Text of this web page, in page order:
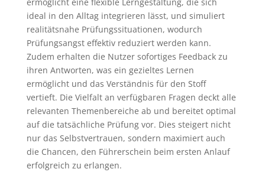
ermöglicht eine flexible Lerngestaltung, die sich
ideal in den Alltag integrieren lässt, und simuliert
realitätsnahe Prüfungssituationen, wodurch
Prüfungsangst effektiv reduziert werden kann.
Zudem erhalten die Nutzer sofortiges Feedback zu
ihren Antworten, was ein gezieltes Lernen
ermöglicht und das Verständnis für den Stoff
vertieft. Die Vielfalt an verfügbaren Fragen deckt alle
relevanten Themenbereiche ab und bereitet optimal
auf die tatsächliche Prüfung vor. Dies steigert nicht
nur das Selbstvertrauen, sondern maximiert auch
die Chancen, den Führerschein beim ersten Anlauf
erfolgreich zu erlangen.